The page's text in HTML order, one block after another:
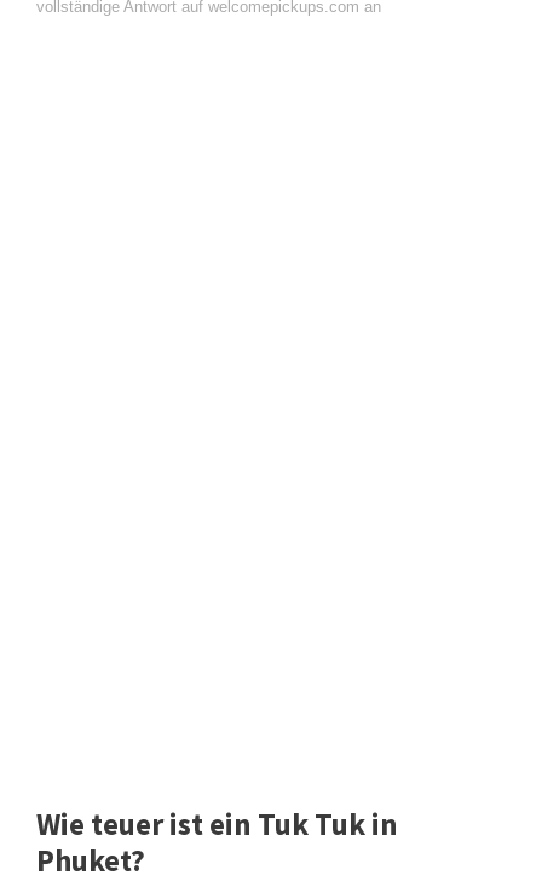
vollständige Antwort auf welcomepickups.com an
Wie teuer ist ein Tuk Tuk in
Phuket?